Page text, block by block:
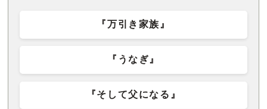
『万引き家族』
『うなぎ』
『そして父になる』